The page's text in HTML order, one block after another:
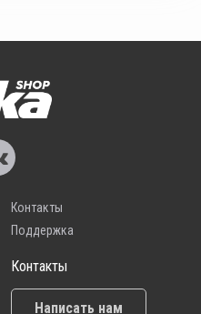
Контакты
Поддержка
Контакты
Написать нам